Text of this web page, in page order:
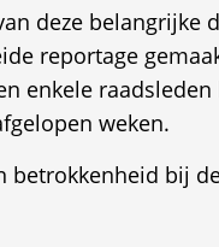
deze belangrijke
reportage
enkele raadsleden
weken.
betrokkenheid bij